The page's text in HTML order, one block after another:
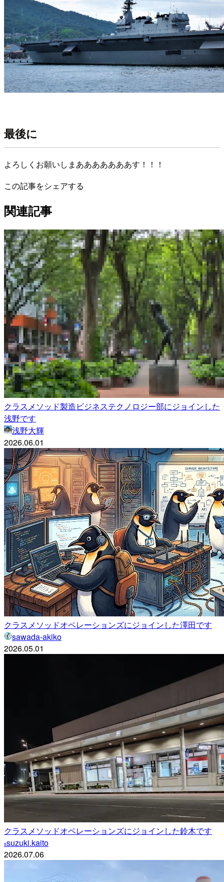
最後に
よろしくお願いしまあああああああす！！！
この記事をシェアする
関連記事
クラスメソッド製造ビジネステクノロジー部にジョインした
浅野です
浅野大輝
2026.06.01
クラスメソッドオペレーションズにジョインした澤田です
sawada-akiko
2026.05.01
クラスメソッドオペレーションズにジョインした鈴木です
ssuzuki.kaito
2026.07.06